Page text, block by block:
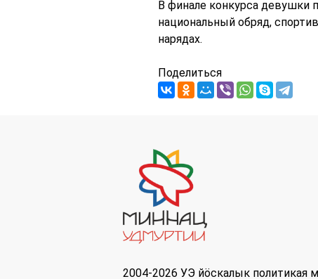
В финале конкурса девушки
национальный обряд,
нарядах.
Поделиться
2004-2026 УЭ йöскалык политикая